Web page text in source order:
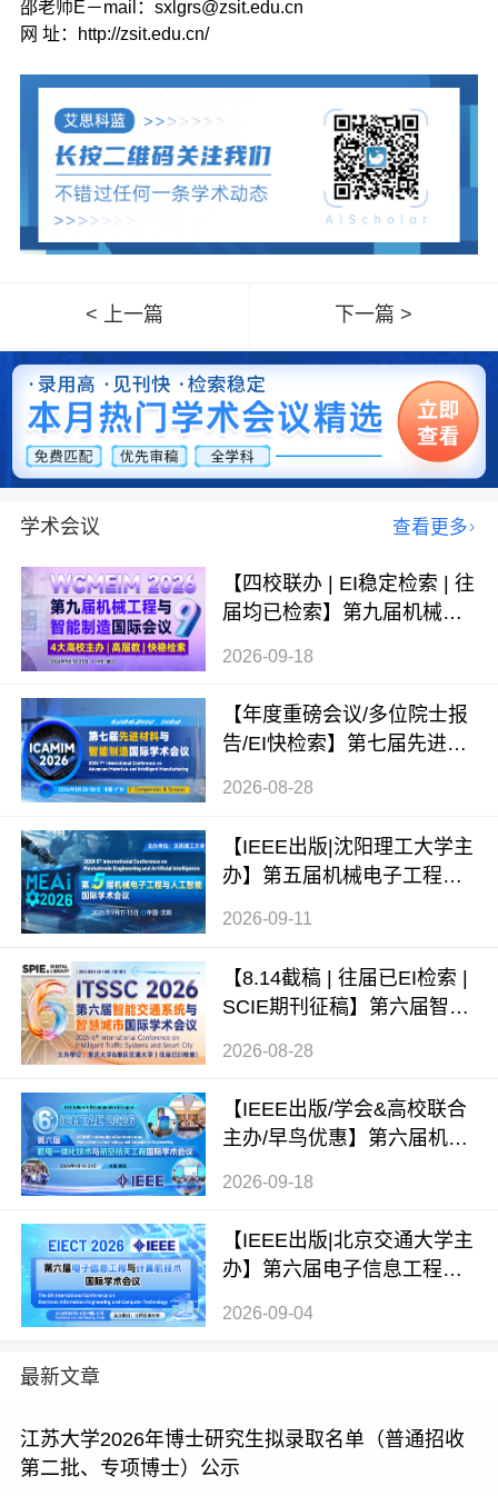
邵老师E－mail：sxlgrs@zsit.edu.cn
网 址：http://zsit.edu.cn/
< 上一篇 下一篇 >
学术会议 查看更多
【四校联办 | EI稳定检索 | 往
届均已检索】第九届机械工
2026-09-18
【年度重磅会议/多位院士报
告/EI快检索】第七届先进材
2026-08-28
【IEEE出版|沈阳理工大学主
办】第五届机械电子工程与
2026-09-11
【8.14截稿 | 往届已EI检索 |
SCIE期刊征稿】第六届智能
术会议（ITSSC 2026）
2026-08-28
【IEEE出版/学会&高校联合
主办/早鸟优惠】第六届机电
国际学术会议（ICMTAE 202
2026-09-18
【IEEE出版|北京交通大学主
办】第六届电子信息工程与
IECT 2026）
2026-09-04
最新文章
江苏大学2026年博士研究生拟录取名单（普通招收
第二批、专项博士）公示